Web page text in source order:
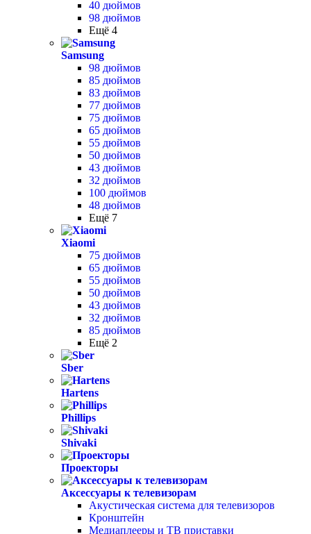
40 дюймов
98 дюймов
Ещё 4
Samsung
98 дюймов
85 дюймов
83 дюймов
77 дюймов
75 дюймов
65 дюймов
55 дюймов
50 дюймов
43 дюймов
32 дюймов
100 дюймов
48 дюймов
Ещё 7
Xiaomi
75 дюймов
65 дюймов
55 дюймов
50 дюймов
43 дюймов
32 дюймов
85 дюймов
Ещё 2
Sber
Hartens
Phillips
Shivaki
Проекторы
Аксессуары к телевизорам
Акустическая система для телевизоров
Кронштейн
Медиаплееры и ТВ приставки